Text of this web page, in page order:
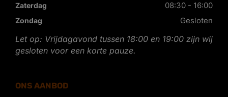
Zaterdag 08:30 - 16:00
Zondag Gesloten
Let op: Vrijdagavond tussen 18:00 en 19:00 zijn wij
gesloten voor een korte pauze.
ONS AANBOD